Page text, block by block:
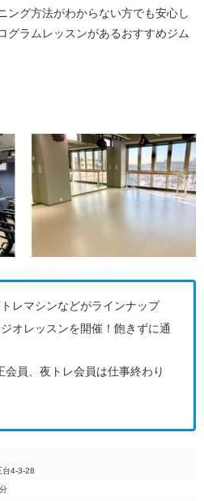
ング方法がわからない方でも安心し
グラムレッスンがあるおすすめジム
レマシンなどがラインナップ
オレッスンを開催！飽きずに通
会員、夜トレ会員は仕事終わり
台4-3-28